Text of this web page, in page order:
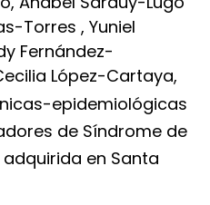
Torres , Yuniel
Fernández-
López-Cartaya,
epidemiológicas
de Síndrome de
en Santa